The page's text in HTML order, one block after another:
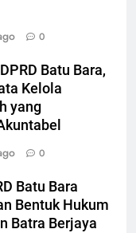
0
Batu Bara,
Kelola
yang
0
Batu Bara
Bentuk Hukum
Batra Berjaya